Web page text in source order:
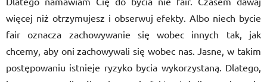
więcej niż otrzymujesz i obserwuj efekty. Albo niech bycie
fair oznacza zachowywanie się wobec innych tak, jak
chcemy, aby oni zachowywali się wobec nas. Jasne, w takim
postępowaniu istnieje ryzyko bycia wykorzystaną. Dlatego,